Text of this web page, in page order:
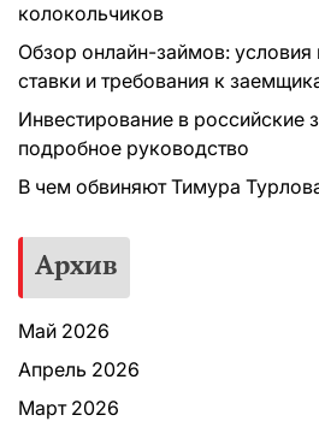
колокольчиков
Обзор онлайн-займов:
ставки и требования к
Инвестирование в российские
подробное руководство
В чем обвиняют Тимура
Архив
Май 2026
Апрель 2026
Март 2026